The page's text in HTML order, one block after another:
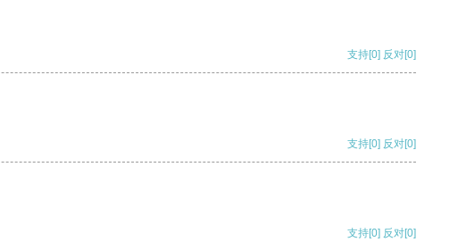
支持[0] 反对[0]
支持[0] 反对[0]
支持[0] 反对[0]